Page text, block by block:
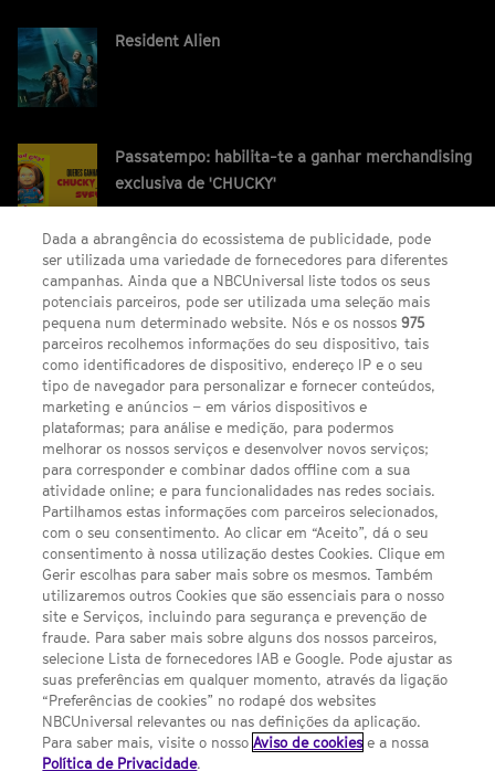
Resident Alien
Passatempo: habilita-te a ganhar merchandising
exclusiva de 'CHUCKY'
SEGUE-NOS
FACEBOOK
TWITTER
YOUTUBEINSTAGRAM
LINKS ÚTEIS
Escolhas de Anúncios
Política de privacidade
Termos E Condições
FILMES
UMA DIVISÃO DA NBCUNIVERSAL
Contact us by email: contact.SYFYPortugal@ncbuni.com
Dada a abrangência do ecossistema de publicidade, pode
ser utilizada uma variedade de fornecedores para diferentes
campanhas. Ainda que a NBCUniversal liste todos os seus
potenciais parceiros, pode ser utilizada uma seleção mais
pequena num determinado website. Nós e os nossos975
parceiros recolhemos informações do seu dispositivo, tais
como identificadores de dispositivo, endereço IP e o seu
tipo de navegador para personalizar e fornecer conteúdos,
marketing e anúncios – em vários dispositivos e
plataformas; para análise e medição, para podermos
melhorar os nossos serviços e desenvolver novos serviços;
para corresponder e combinar dados offline com a sua
atividade online; e para funcionalidades nas redes sociais.
Partilhamos estas informações com parceiros selecionados,
com o seu consentimento. Ao clicar em “Aceito”, dá o seu
consentimento à nossa utilização destes Cookies. Clique em
Gerir escolhas para saber mais sobre os mesmos. Também
utilizaremos outros Cookies que são essenciais para o nosso
site e Serviços, incluindo para segurança e prevenção de
fraude. Para saber mais sobre alguns dos nossos parceiros,
selecione Lista de fornecedores IAB e Google. Pode ajustar as
suas preferências em qualquer momento, através da ligação
“Preferências de cookies” no rodapé dos websites
NBCUniversal relevantes ou nas definições da aplicação.
Para saber mais, visite o nossoAviso de cookies e a nossa
Política de Privacidade.